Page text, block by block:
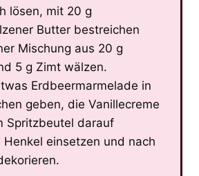
lösen, mit 20 g
Butter bestreichen
Mischung aus 20 g
5 g Zimt wälzen.
Erdbeermarmelade in
geben, die Vanillecreme
Spritzbeutel darauf
einsetzen und nach